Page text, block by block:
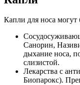
Капли для носа
Санорин,
дыхание носа,
слизистой.
Лекарства с
Биопарокс).